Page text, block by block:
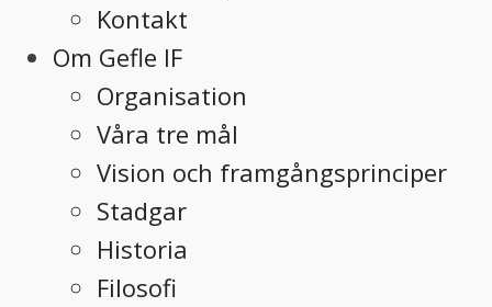
Kontakt
Om Gefle IF
Organisation
Våra tre mål
Vision och framgångsprinciper
Stadgar
Historia
Filosofi